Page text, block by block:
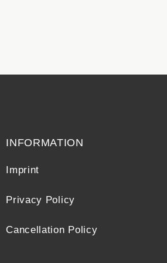
INFORMATION
Imprint
Privacy Policy
Cancellation Policy